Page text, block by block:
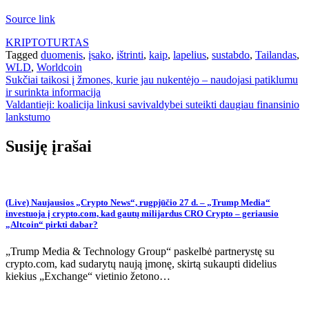
Source link
KRIPTOTURTAS
Tagged duomenis, įsako, ištrinti, kaip, lapelius, sustabdo, Tailandas,
WLD, Worldcoin
Navigacija
tarp
įrašų
Sukčiai taikosi į žmones, kurie jau nukentėjo – naudojasi patiklumu
ir surinkta informacija
Valdantieji: koalicija linkusi savivaldybei suteikti daugiau finansinio
lankstumo
Susiję įrašai
(Live) Naujausios „Crypto News“, rugpjūčio 27 d. – „Trump Media“
investuoja į crypto.com, kad gautų milijardus CRO Crypto – geriausio
„Altcoin“ pirkti dabar?
„Trump Media & Technology Group“ paskelbė partnerystę su
crypto.com, kad sudarytų naują įmonę, skirtą sukaupti didelius
kiekius „Exchange“ vietinio žetono…